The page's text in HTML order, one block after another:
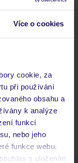
Více o cookies
cookie, za
při používání
obsahu a
k analýze
funkcí
nebo jeho
funkce webu.
s uložením